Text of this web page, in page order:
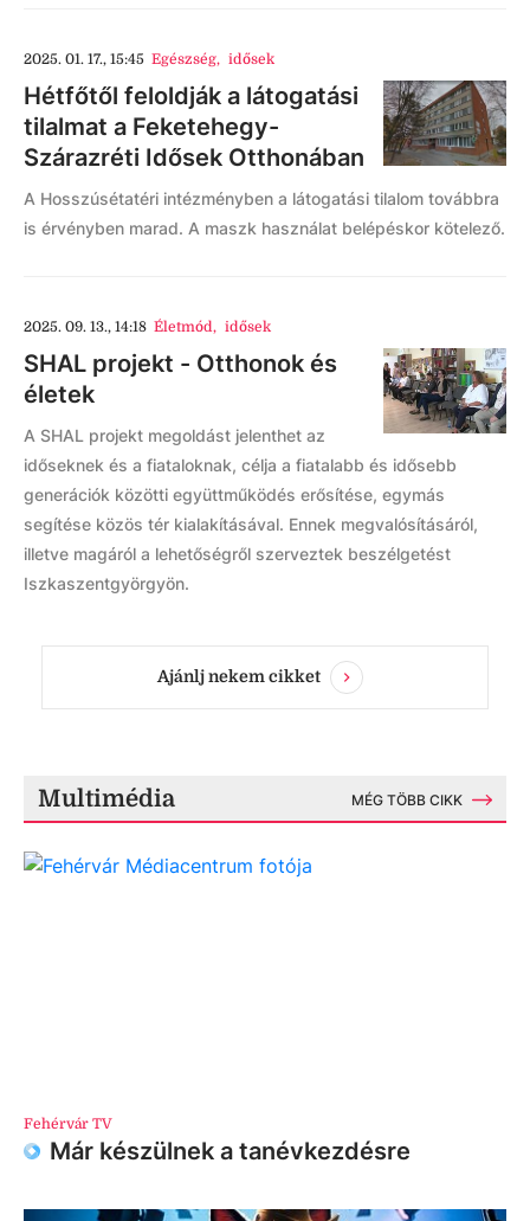
2025. 01. 17., 15:45 Egészség, idősek
Hétfőtől feloldják a látogatási
tilalmat a Feketehegy-
Szárazréti Idősek Otthonában
A Hosszúsétatéri intézményben a látogatási tilalom továbbra
is érvényben marad. A maszk használat belépéskor kötelező.
2025. 09. 13., 14:18 Életmód, idősek
SHAL projekt - Otthonok és
életek
A SHAL projekt megoldást jelenthet az
időseknek és a fiataloknak, célja a fiatalabb és idősebb
generációk közötti együttműködés erősítése, egymás
segítése közös tér kialakításával. Ennek megvalósításáról,
illetve magáról a lehetőségről szerveztek beszélgetést
Iszkaszentgyörgyön.
Ajánlj nekem cikket
Multimédia MÉG TÖBB CIKK
Fehérvár TV
Már készülnek a tanévkezdésre